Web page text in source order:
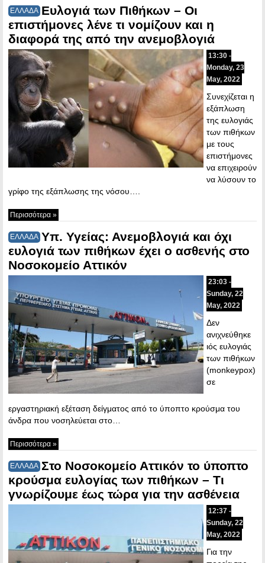
ΕΛΛΑΔΑ Ευλογιά των Πιθήκων – Οι
επιστήμονες λένε τι νομίζουν και η
διαφορά της από την ανεμοβλογιά
13:30 -
Monday, 23
May, 2022
Συνεχίζεται η
εξάπλωση
της ευλογιάς
των πιθήκων
με τους
επιστήμονες
να επιχειρούν
να λύσουν το
γρίφο της εξάπλωσης της νόσου….
Περισσότερα »
ΕΛΛΑΔΑ Υπ. Υγείας: Ανεμοβλογιά και όχι
ευλογιά των πιθήκων έχει ο ασθενής στο
Νοσοκομείο Αττικόν
23:03 -
Sunday, 22
May, 2022
Δεν
ανιχνεύθηκε
ιός ευλογιάς
των πιθήκων
(monkeypox)
σε
εργαστηριακή εξέταση δείγματος από το ύποπτο κρούσμα του
άνδρα που νοσηλεύεται στο…
Περισσότερα »
ΕΛΛΑΔΑ Στο Νοσοκομείο Αττικόν το ύποπτο
κρούσμα ευλογίας των πιθήκων – Τι
γνωρίζουμε έως τώρα για την ασθένεια
12:37 -
Sunday, 22
May, 2022
Για την